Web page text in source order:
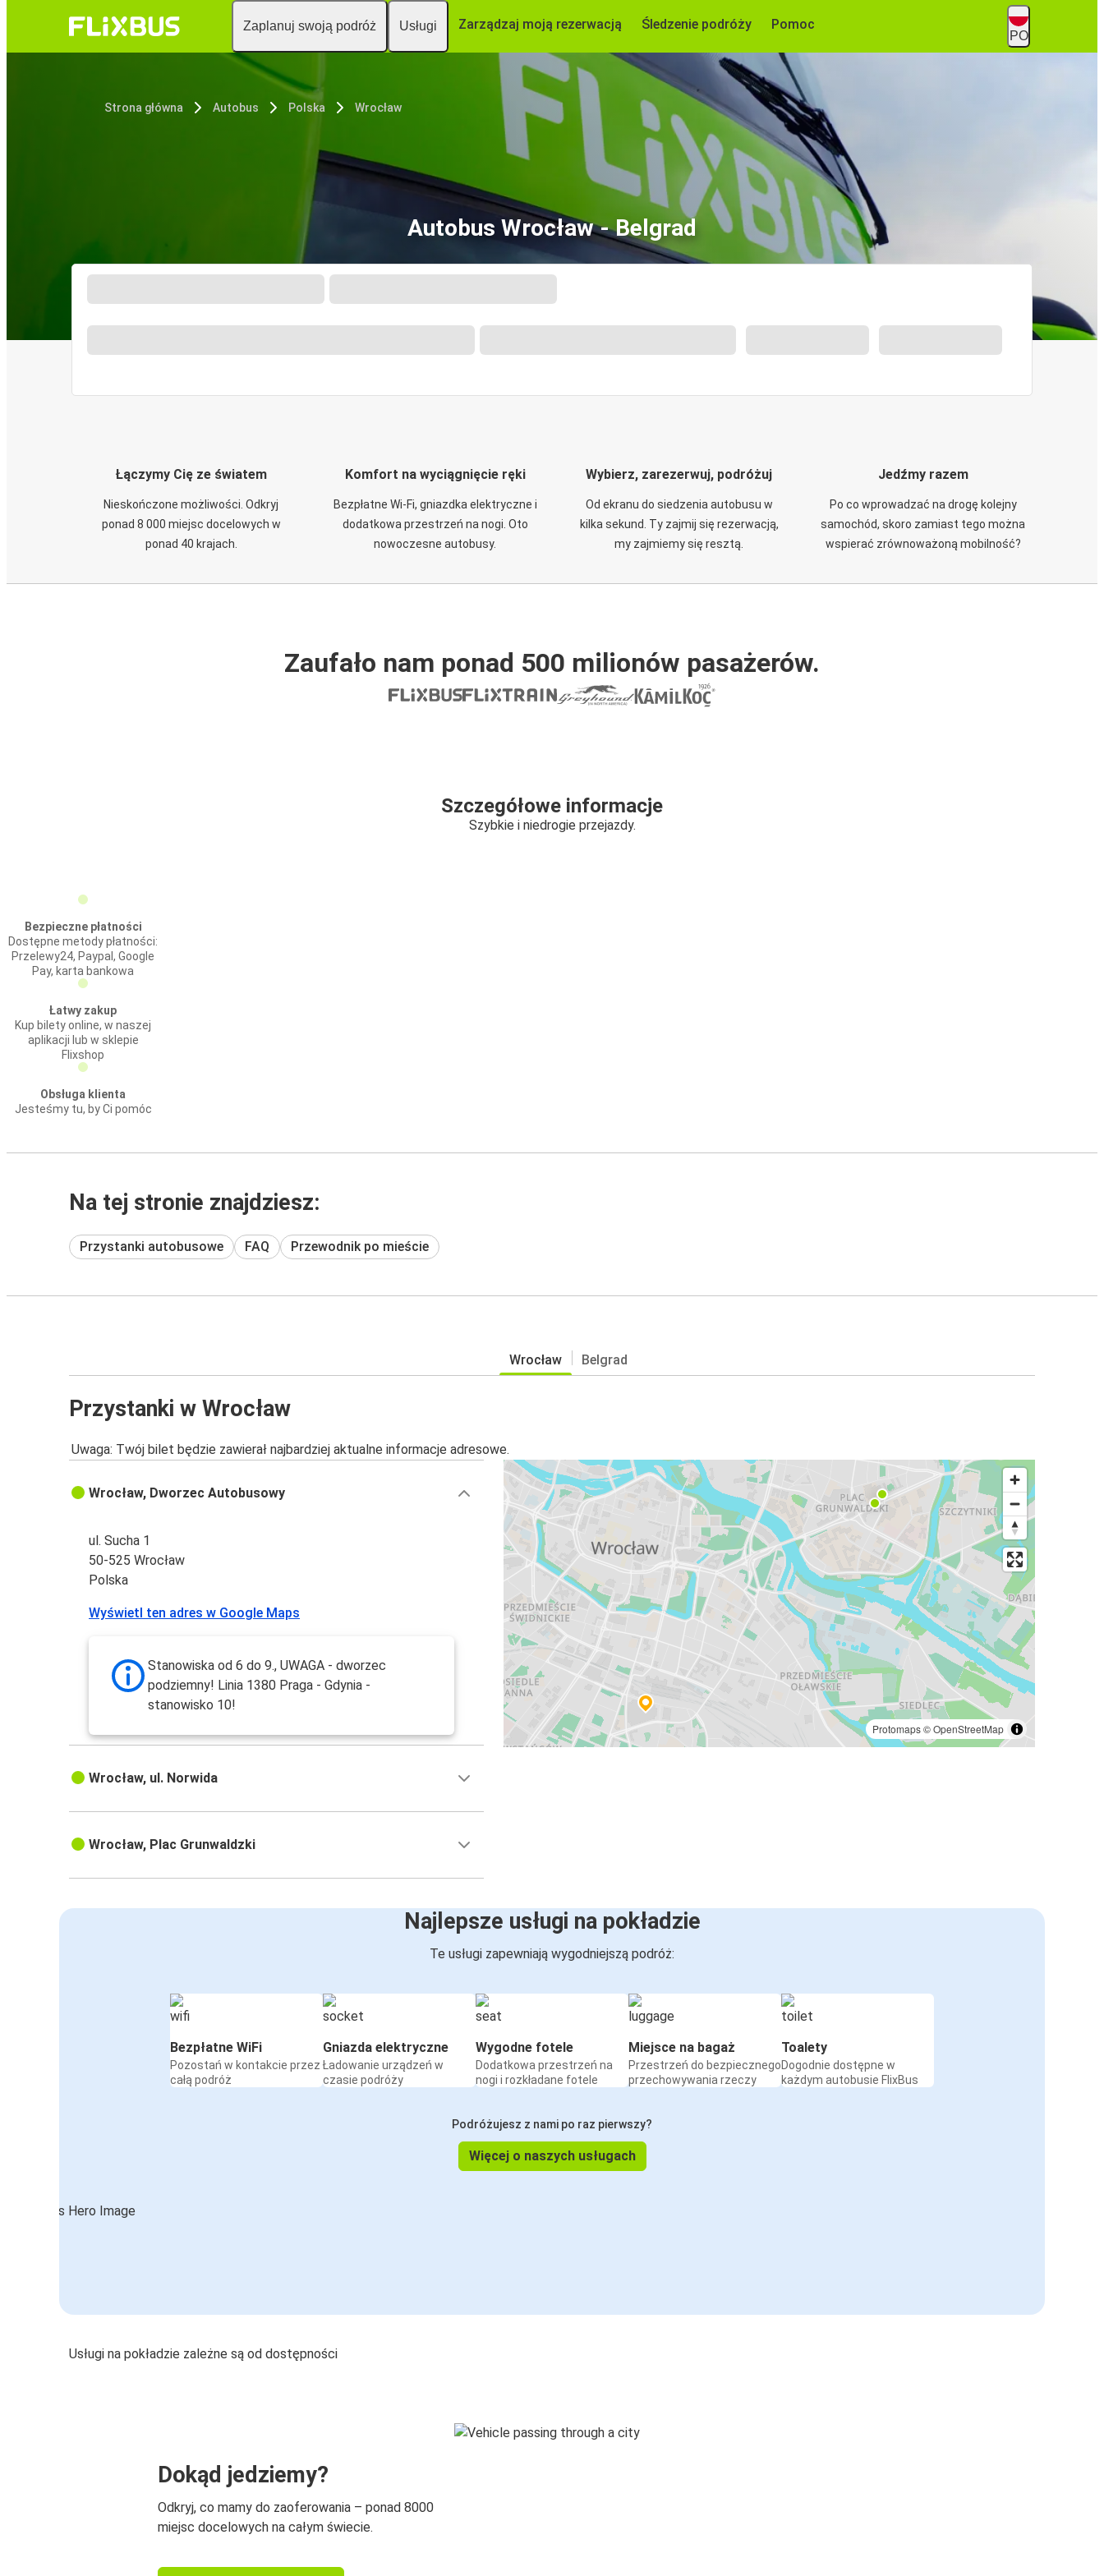
Zaplanuj swoją podróż Usługi Zarządzaj moją rezerwacją Śledzenie podróży Pomoc
PO
Strona główna Autobus Polska Wrocław
Autobus Wrocław - Belgrad
Łączymy Cię ze światem
Nieskończone możliwości. Odkryj
ponad 8 000 miejsc docelowych w
ponad 40 krajach.
Komfort na wyciągnięcie ręki
Bezpłatne Wi-Fi, gniazdka elektryczne i
dodatkowa przestrzeń na nogi. Oto
nowoczesne autobusy.
Wybierz, zarezerwuj, podróżuj
Od ekranu do siedzenia autobusu w
kilka sekund. Ty zajmij się rezerwacją,
my zajmiemy się resztą.
Jedźmy razem
Po co wprowadzać na drogę kolejny
samochód, skoro zamiast tego można
wspierać zrównoważoną mobilność?
Zaufało nam ponad 500 milionów pasażerów.
Szczegółowe informacje
Szybkie i niedrogie przejazdy.
Bezpieczne płatności
Dostępne metody płatności:
Przelewy24, Paypal, Google
Pay, karta bankowa
Łatwy zakup
Kup bilety online, w naszej
aplikacji lub w sklepie
Flixshop
Obsługa klienta
Jesteśmy tu, by Ci pomóc
Na tej stronie znajdziesz:
Przystanki autobusowe FAQ Przewodnik po mieście
Wrocław Belgrad
Przystanki w Wrocław
Uwaga: Twój bilet będzie zawierał najbardziej aktualne informacje adresowe.
Protomaps©OpenStreetMap
Wrocław, Dworzec Autobusowy
ul. Sucha 1
50-525 Wrocław
Polska
Wyświetl ten adres w Google Maps
Stanowiska od 6 do 9., UWAGA - dworzec
podziemny! Linia 1380 Praga - Gdynia -
stanowisko 10!
Wrocław, ul. Norwida
Wrocław, Plac Grunwaldzki
Najlepsze usługi na pokładzie
Te usługi zapewniają wygodniejszą podróż:
Bezpłatne WiFi
Pozostań w kontakcie przez
całą podróż
Gniazda elektryczne
Ładowanie urządzeń w
czasie podróży
Wygodne fotele
Dodatkowa przestrzeń na
nogi i rozkładane fotele
Miejsce na bagaż
Przestrzeń do bezpiecznego
przechowywania rzeczy
Toalety
Dogodnie dostępne w
każdym autobusie FlixBus
Podróżujesz z nami po raz pierwszy?
Więcej o naszych usługach
Usługi na pokładzie zależne są od dostępności
Dokąd jedziemy?
Odkryj, co mamy do zaoferowania – ponad 8000
miejsc docelowych na całym świecie.